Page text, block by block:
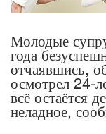
Молодые
года
отчаявшись,
осмотрел 24-
всё остаётся
неладное,